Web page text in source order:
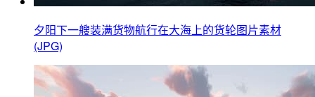
夕阳下一艘装满货物航行在大海上的货轮图片素材
(JPG)